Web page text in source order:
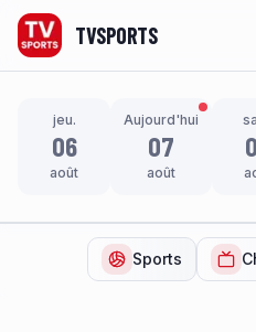
TVSPORTS
jeu.
06
août
Aujourd'hui
07
août
Sports